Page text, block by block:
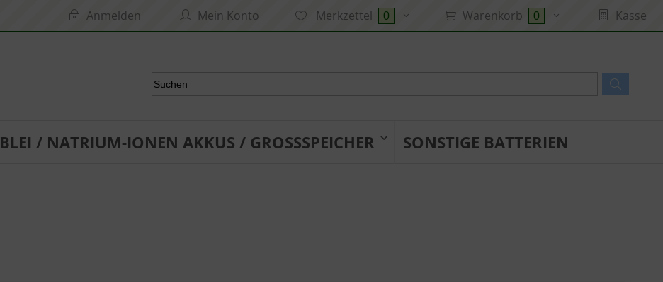
Anmelden Mein Konto Merkzettel 0 Warenkorb 0 Kasse
BLEI / NATRIUM-IONEN AKKUS / GROSSSPEICHER SONSTIGE BATTERIEN